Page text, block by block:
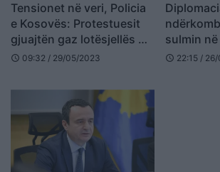
Tensionet në veri, Policia
e Kosovës: Protestuesit
gjuajtën gaz lotësjellës në
Zveçan, U detyruam të
schedule 09:32 / 29/05/2023
sulmin
Kurti:
schedule 22:15 /